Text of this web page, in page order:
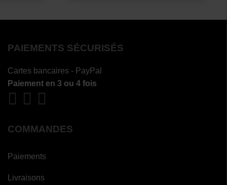
PAIEMENTS SÉCURISÉS
Cartes bancaires - PayPal
Paiement en 3 ou 4 fois
COMMANDES
Paiements
Livraisons